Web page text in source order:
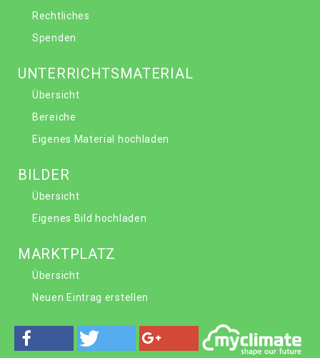
Rechtliches
Spenden
UNTERRICHTSMATERIAL
Übersicht
Bereiche
Eigenes Material hochladen
BILDER
Übersicht
Eigenes Bild hochladen
MARKTPLATZ
Übersicht
Neuen Eintrag erstellen